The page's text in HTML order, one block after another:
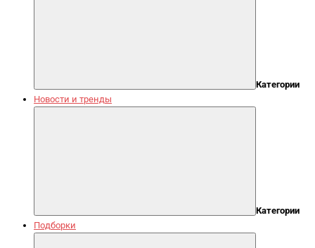
Категории
Новости и тренды
Категории
Подборки